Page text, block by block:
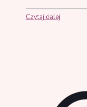
Czytaj dalej